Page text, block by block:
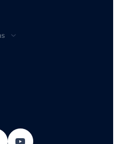
YouTube